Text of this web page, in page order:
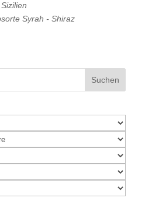
Sizilien
Syrah - Shiraz